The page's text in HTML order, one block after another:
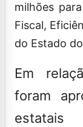
milhões
Fiscal,
do Estado
Em
foram
estatais